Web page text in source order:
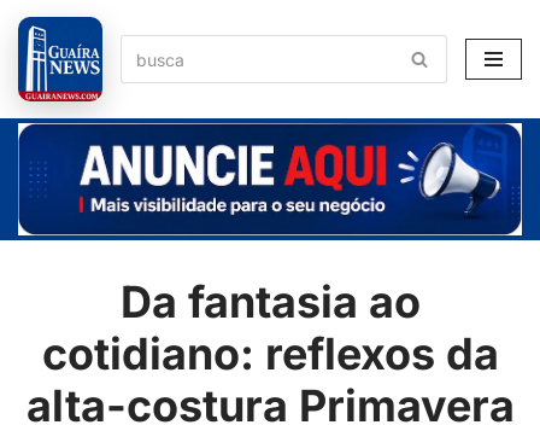
Pular
para
o
conteúdo
Da fantasia ao
cotidiano: reflexos da
alta-costura Primavera